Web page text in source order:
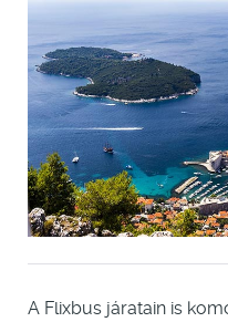
A Flixbus járatain is